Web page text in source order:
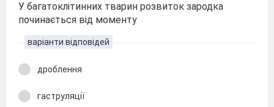
У багатоклітинних тварин розвиток зародка
починається від моменту
варіанти відповідей
дроблення
гаструляції